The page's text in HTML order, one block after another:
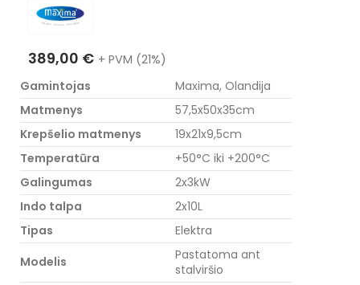
389,00 € + PVM (21%)
Gamintojas
Maxima, Olandija
Matmenys
57,5x50x35cm
Krepšelio matmenys
19x21x9,5cm
Temperatūra
+50°C iki +200°C
Galingumas
2x3kW
Indo talpa
2x10L
Tipas
Elektra
Modelis
Pastatoma ant
stalviršio